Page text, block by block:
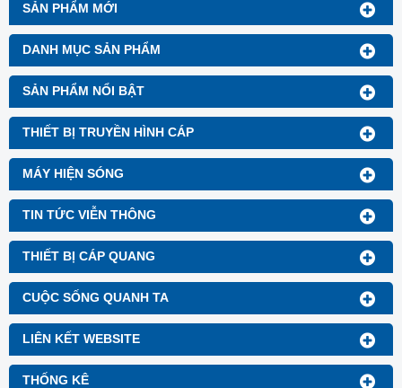
SẢN PHẨM MỚI
DANH MỤC SẢN PHẨM
SẢN PHẨM NỔI BẬT
THIẾT BỊ TRUYỀN HÌNH CÁP
MÁY HIỆN SÓNG
TIN TỨC VIỄN THÔNG
THIẾT BỊ CÁP QUANG
CUỘC SỐNG QUANH TA
LIÊN KẾT WEBSITE
THỐNG KÊ